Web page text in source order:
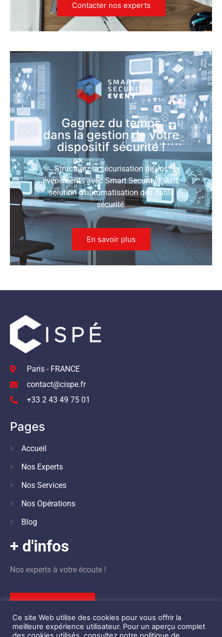
Contacter nos experts
Gagnez du temps
dans la gestion de votre
dispositif sécurité !
Structurez la sécurisation de vos
événements avec Smart Security Event,
solution d’automatisation des outils
sécurité.
En savoir plus
Paris - FRANCE
contact@cispe.fr
+33 2 43 49 75 01
Pages
Accueil
Nos Experts
Nos Services
Nos Opérations
Blog
+ d'infos
Nos experts à votre écoute !
Ce site Web utilise des cookies pour vous offrir la
meilleure expérience utilisateur. Pour un aperçu complet